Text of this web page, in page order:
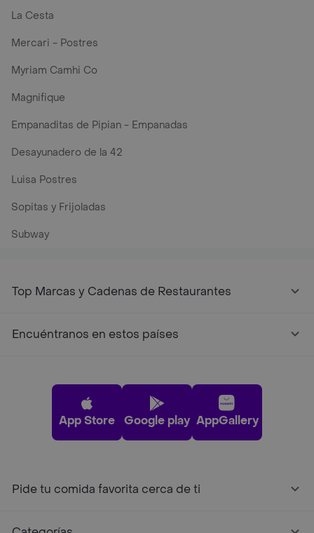
La Cesta
Mercari - Postres
Myriam Camhi Co
Magnifique
Empanaditas de Pipian - Empanadas
Desayunadero de la 42
Luisa Postres
Sopitas y Frijoladas
Subway
Top Marcas y Cadenas de Restaurantes
Encuéntranos en estos países
App Store Google play AppGallery
Pide tu comida favorita cerca de ti